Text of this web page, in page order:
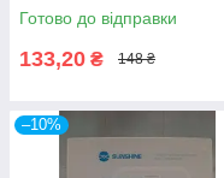
Готово до відправки
133,20 ₴ 148 ₴
–10%